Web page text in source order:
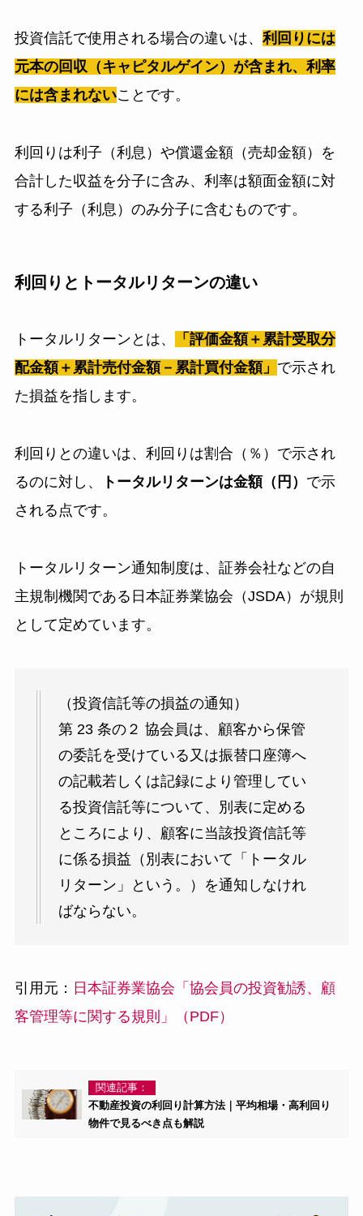
投資信託で使用される場合の違いは、 利回りには
元本の回収（キャピタルゲイン）が含まれ、利率
には含まれないことです。
利回りは利子（利息）や償還金額（売却金額）を
合計した収益を分子に含み、利率は額面金額に対
する利子（利息）のみ分子に含むものです。
利回りとトータルリターンの違い
トータルリターンとは、
「評価金額＋累計受取分
配金額＋累計売付金額－累計買付金額」 で示され
た損益を指します。
利回りとの違いは、利回りは割合（％）で示され
るのに対し、
トータルリターンは金額（円） で示
される点です。
トータルリターン通知制度は、証券会社などの自
主規制機関である日本証券業協会（JSDA）が規則
として定めています。
（投資信託等の損益の通知）
第 23 条の２ 協会員は、顧客から保管
の委託を受けている又は振替口座簿へ
の記載若しくは記録により管理してい
る投資信託等について、別表に定める
ところにより、顧客に当該投資信託等
に係る損益（別表において「トータル
リターン」という。）を通知しなけれ
ばならない。
引用元： 日本証券業協会「協会員の投資勧誘、顧
客管理等に関する規則」（PDF）
関連記事：
不動産投資の利回り計算方法｜平均相場・高利回り
物件で見るべき点も解説